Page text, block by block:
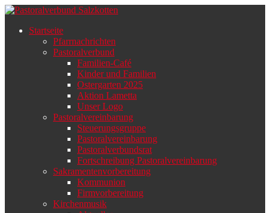
Startseite
Pfarrnachrichten
Pastoralverbund
Familien-Café
Kinder und Familien
Ostergarten 2025
Aktion Lametta
Unser Logo
Pastoralvereinbarung
Steuerungsgruppe
Pastoralvereinbarung
Pastoralverbundsrat
Fortschreibung Pastoralvereinbarung
Sakramentenvorbereitung
Kommunion
Firmvorbereitung
Kirchenmusik